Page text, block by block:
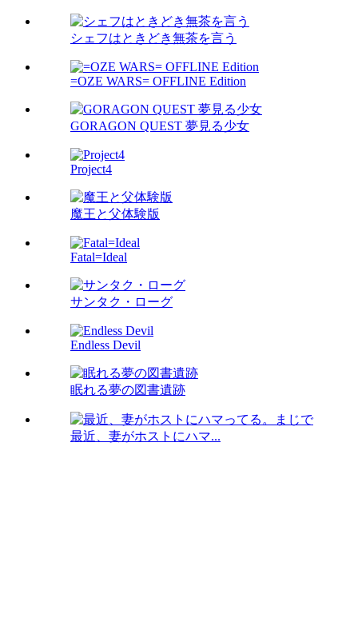
シェフはときどき無茶を言う
=OZE WARS= OFFLINE Edition
GORAGON QUEST 夢見る少女
Project4
魔王と父体験版
Fatal=Ideal
サンタク・ローグ
Endless Devil
眠れる夢の図書遺跡
最近、妻がホストにハマ...